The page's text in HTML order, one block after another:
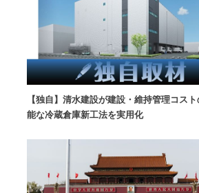
【独自】清水建設が建設・維持管理コス
能な冷蔵倉庫新工法を実用化